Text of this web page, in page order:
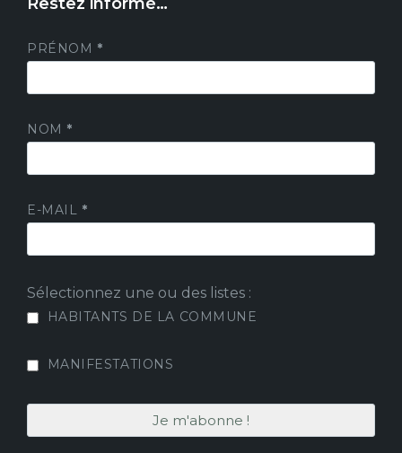
PRÉNOM *
NOM *
E-MAIL *
Sélectionnez une ou des listes :
HABITANTS DE LA COMMUNE
MANIFESTATIONS